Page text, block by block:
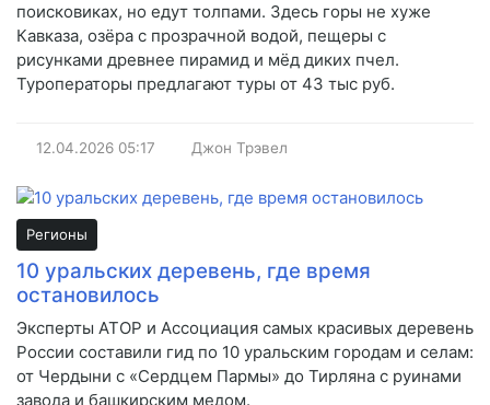
поисковиках, но едут толпами. Здесь горы не хуже
Кавказа, озёра с прозрачной водой, пещеры с
рисунками древнее пирамид и мёд диких пчел.
Туроператоры предлагают туры от 43 тыс руб.
12.04.2026 05:17 Джон Трэвел
Регионы
10 уральских деревень, где время
остановилось
Эксперты АТОР и Ассоциация самых красивых деревень
России составили гид по 10 уральским городам и селам:
от Чердыни с «Сердцем Пармы» до Тирляна с руинами
завода и башкирским медом.